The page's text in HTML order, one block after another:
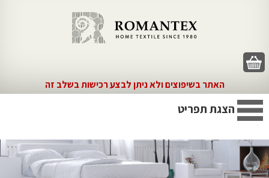
האתר בשיפוצים ולא ניתן לבצע רכישות בשלב זה
הצגת תפריט